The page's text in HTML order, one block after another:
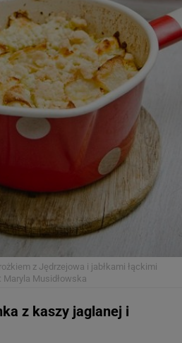
z Jędrzejowa i jabłkami łąckimi
Maryla Musidłowska
z kaszy jaglanej i